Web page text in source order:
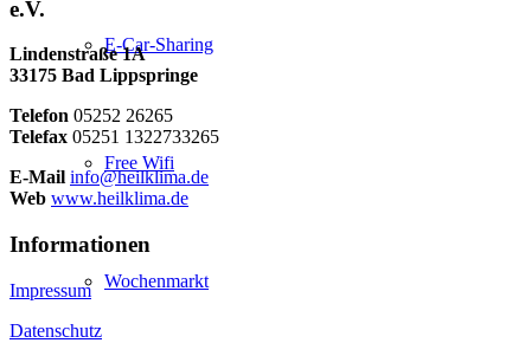
E-Car-Sharing
Free Wifi
Wochenmarkt
e.V.
Lindenstraße 1A
33175 Bad Lippspringe
Telefon 05252 26265
Telefax 05251 1322733265
E-Mail info@heilklima.de
Web www.heilklima.de
Informationen
Impressum
Datenschutz